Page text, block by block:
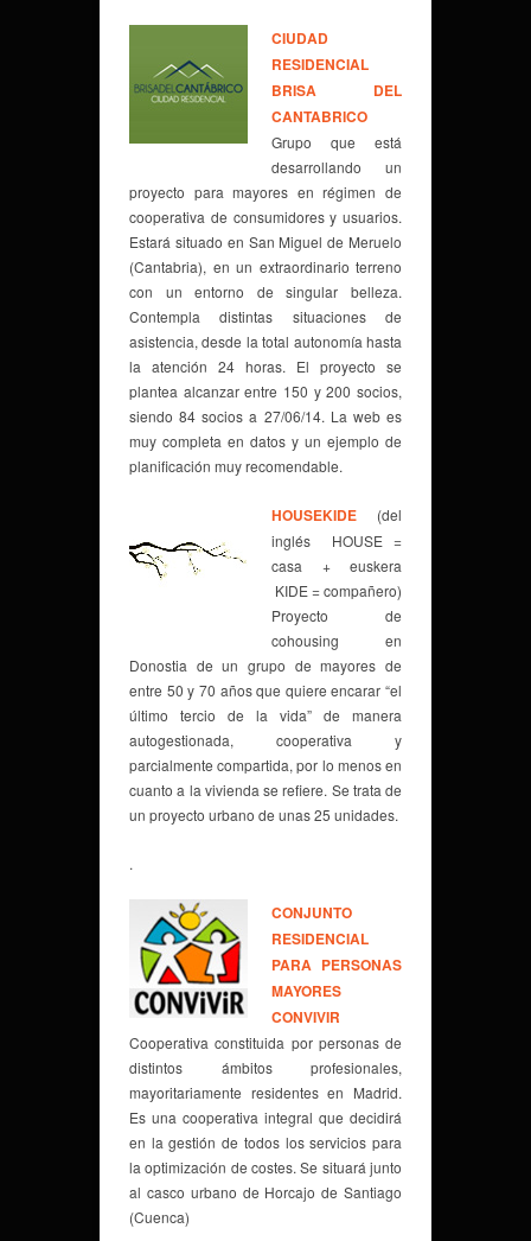
CIUDAD
RESIDENCIAL
BRISA DEL
CANTABRICO
Grupo que está
desarrollando un
proyecto para mayores en régimen de
cooperativa de consumidores y usuarios.
Estará situado en San Miguel de Meruelo
(Cantabria), en un extraordinario terreno
con un entorno de singular belleza.
Contempla distintas situaciones de
asistencia, desde la total autonomía hasta
la atención 24 horas. El proyecto se
plantea alcanzar entre 150 y 200 socios,
siendo 84 socios a 27/06/14. La web es
muy completa en datos y un ejemplo de
planificación muy recomendable.
HOUSEKIDE (del
inglés HOUSE =
casa + euskera
KIDE = compañero)
Proyecto de
cohousing en
Donostia de un grupo de mayores de
entre 50 y 70 años que quiere encarar “el
último tercio de la vida” de manera
autogestionada, cooperativa y
parcialmente compartida, por lo menos en
cuanto a la vivienda se refiere. Se trata de
un proyecto urbano de unas 25 unidades.
.
CONJUNTO
RESIDENCIAL
PARA PERSONAS
MAYORES
CONVIVIR
Cooperativa constituida por personas de
distintos ámbitos profesionales,
mayoritariamente residentes en Madrid.
Es una cooperativa integral que decidirá
en la gestión de todos los servicios para
la optimización de costes. Se situará junto
al casco urbano de Horcajo de Santiago
(Cuenca)